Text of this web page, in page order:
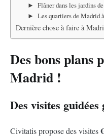
► Flâner dans les jardins
► Les quartiers de Madrid à
Dernière chose à faire à
Des bons plans
Madrid !
Des visites
Civitatis propose des visites